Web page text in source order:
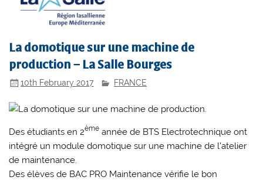
La domotique sur une machine de
production – La Salle Bourges
10th February 2017 FRANCE
Des étudiants en 2ème année de BTS Electrotechnique ont
intégré un module domotique sur une machine de l’atelier
de maintenance.
Des élèves de BAC PRO Maintenance vérifie le bon